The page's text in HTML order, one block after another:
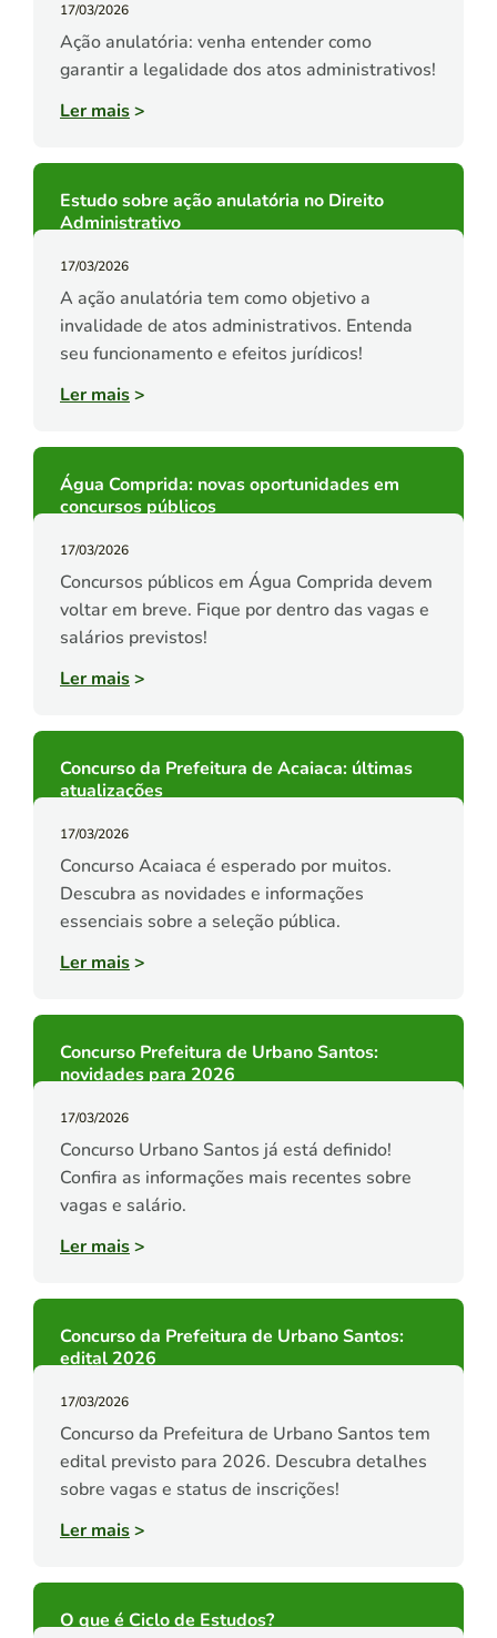
17/03/2026
Ação anulatória: venha entender como
garantir a legalidade dos atos administrativos!
Ler mais>
Estudo sobre ação anulatória no Direito
Administrativo
17/03/2026
A ação anulatória tem como objetivo a
invalidade de atos administrativos. Entenda
seu funcionamento e efeitos jurídicos!
Ler mais>
Água Comprida: novas oportunidades em
concursos públicos
17/03/2026
Concursos públicos em Água Comprida devem
voltar em breve. Fique por dentro das vagas e
salários previstos!
Ler mais>
Concurso da Prefeitura de Acaiaca: últimas
atualizações
17/03/2026
Concurso Acaiaca é esperado por muitos.
Descubra as novidades e informações
essenciais sobre a seleção pública.
Ler mais>
Concurso Prefeitura de Urbano Santos:
novidades para 2026
17/03/2026
Concurso Urbano Santos já está definido!
Confira as informações mais recentes sobre
vagas e salário.
Ler mais>
Concurso da Prefeitura de Urbano Santos:
edital 2026
17/03/2026
Concurso da Prefeitura de Urbano Santos tem
edital previsto para 2026. Descubra detalhes
sobre vagas e status de inscrições!
Ler mais>
O que é Ciclo de Estudos?